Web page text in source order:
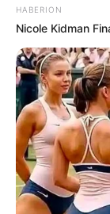
บทสวดกรวดน้ำ จ
HABERION
Nicole Kidman